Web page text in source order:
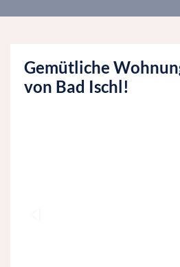
Gemütliche
von Bad Ischl!